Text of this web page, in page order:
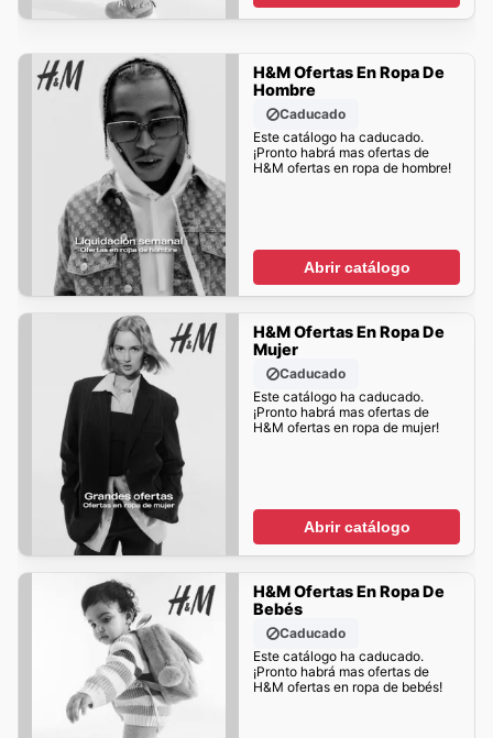
H&M Ofertas En Ropa De
Hombre
Caducado
Este catálogo ha caducado.
¡Pronto habrá mas ofertas de
H&M ofertas en ropa de hombre!
Abrir catálogo
H&M Ofertas En Ropa De
Mujer
Caducado
Este catálogo ha caducado.
¡Pronto habrá mas ofertas de
H&M ofertas en ropa de mujer!
Abrir catálogo
H&M Ofertas En Ropa De
Bebés
Caducado
Este catálogo ha caducado.
¡Pronto habrá mas ofertas de
H&M ofertas en ropa de bebés!